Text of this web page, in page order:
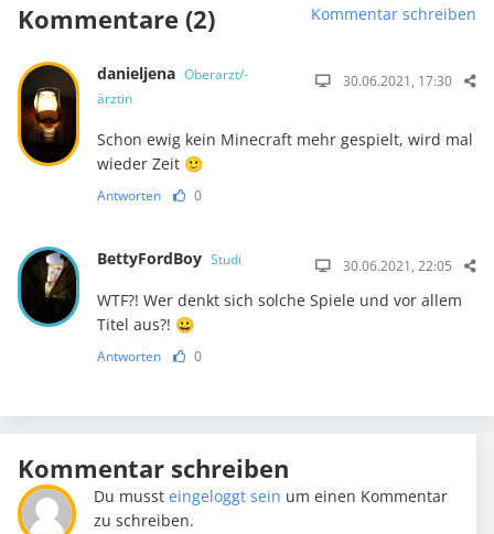
Kommentare (2) Kommentar schreiben
danieljena Oberarzt/-
ärztin
30.06.2021, 17:30
Schon ewig kein Minecraft mehr gespielt, wird mal
wieder Zeit 🙂
Antworten 0
BettyFordBoy Studi 30.06.2021, 22:05
WTF?! Wer denkt sich solche Spiele und vor allem
Titel aus?! 😀
Antworten 0
Kommentar schreiben
Du mussteingeloggt sein um einen Kommentar
zu schreiben.